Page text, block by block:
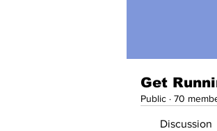
Get
Public · 70
Discussion